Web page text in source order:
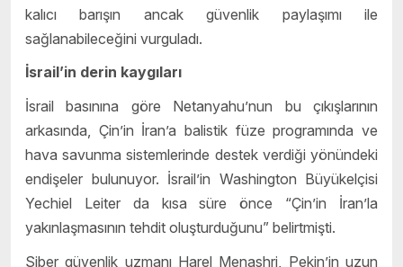
kalıcı barışın ancak güvenlik paylaşımı ile
sağlanabileceğini vurguladı.
İsrail’in derin kaygıları
İsrail basınına göre Netanyahu’nun bu çıkışlarının
arkasında, Çin’in İran’a balistik füze programında ve
hava savunma sistemlerinde destek verdiği yönündeki
endişeler bulunuyor. İsrail’in Washington Büyükelçisi
Yechiel Leiter da kısa süre önce “Çin’in İran’la
yakınlaşmasının tehdit oluşturduğunu” belirtmişti.
Siber güvenlik uzmanı Harel Menashri, Pekin’in uzun